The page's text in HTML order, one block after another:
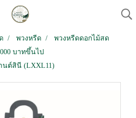
พวงหรีด
พวงหรีดดอกไม้สด
บาทขึ้นไป
นต์สินี (LXXL11)